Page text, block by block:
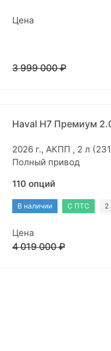
Цена
3 999 000 ₽
Haval H7 Премиум
2026 г., АКПП , 2 л
Полный привод
110 опций
В наличии С ПТС 2
Цена
4 019 000 ₽